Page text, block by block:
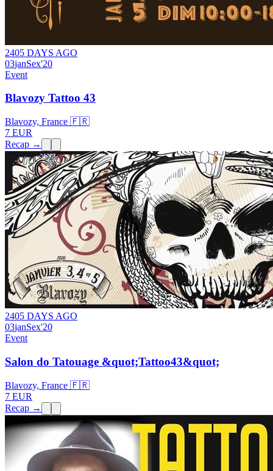
2405 DAYS AGO
03janSex'20
Event
Blavozy Tattoo 43
Blavozy, France 🇫🇷
7 EUR
Recap →
2405 DAYS AGO
03janSex'20
Event
Salon do Tatouage &quot;Tattoo43&quot;
Blavozy, France 🇫🇷
7 EUR
Recap →